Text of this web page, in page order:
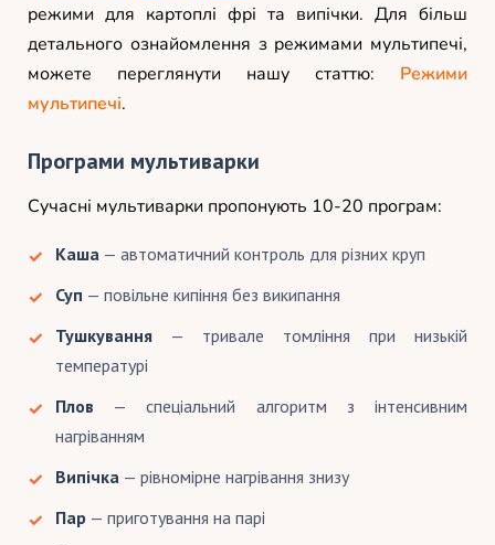
режими для картоплі фрі та випічки. Для більш
детального ознайомлення з режимами мультипечі,
можете переглянути нашу статтю: Режими
мультипечі.
Програми мультиварки
Сучасні мультиварки пропонують 10-20 програм:
Каша — автоматичний контроль для різних круп
Суп — повільне кипіння без википання
Тушкування — тривале томління при низькій
температурі
Плов — спеціальний алгоритм з інтенсивним
нагріванням
Випічка — рівномірне нагрівання знизу
Пар — приготування на парі